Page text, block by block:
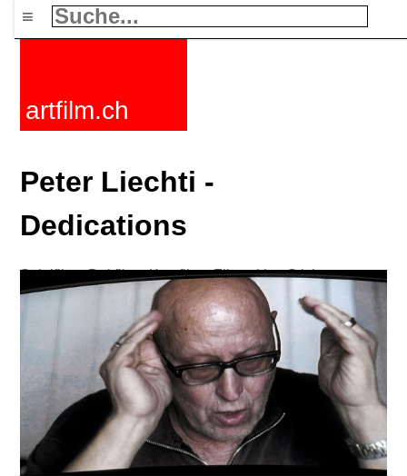
≡
artfilm.ch
Peter Liechti -
Dedications
Spielfilme Dokfilme Kurzfilme Filmzyklen Stichworte
Nachrichten
F-Rated FAQ Kontakt Maillist
Warenkorb
Aktivieren Abo
216.73.216.30